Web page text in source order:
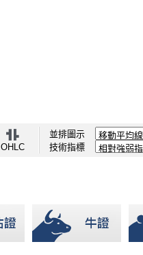
OHLC
並排圖示
技術指標